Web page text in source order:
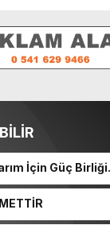
İçin Güç Birliği.